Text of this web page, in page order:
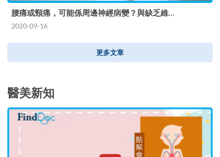
腰痛或頸痛，可能係周邊神經病變？與缺乏維…
2020-09-16
更多文章
醫美新知